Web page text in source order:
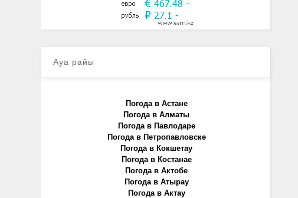
Ауа райы
Погода в Астане
Погода в Алматы
Погода в Павлодаре
Погода в Петропавловске
Погода в Кокшетау
Погода в Костанае
Погода в Актобе
Погода в Атырау
Погода в Актау